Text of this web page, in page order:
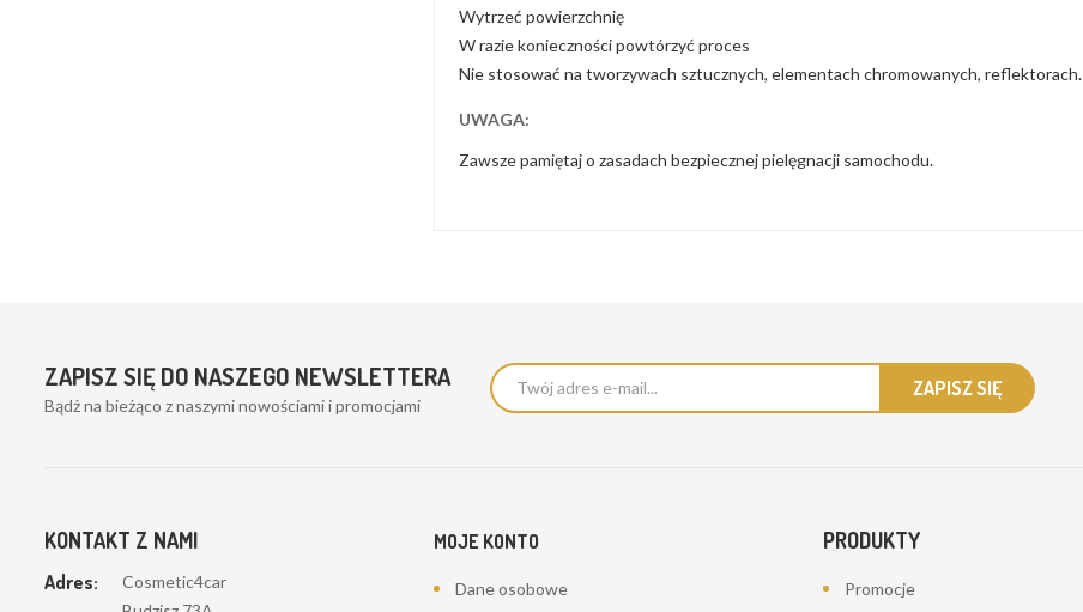
Wytrzeć powierzchnię
W razie konieczności powtórzyć proces
Nie stosować na tworzywach sztucznych, elementach chromowanych, reflektorach.
UWAGA:
Zawsze pamiętaj o zasadach bezpiecznej pielęgnacji samochodu.
ZAPISZ SIĘ DO NASZEGO NEWSLETTERA
Bądż na bieżąco z naszymi nowościami i promocjami
KONTAKT Z NAMI
Adres:
Cosmetic4car
MOJE KONTO
Dane osobowe
PRODUKTY
Promocje